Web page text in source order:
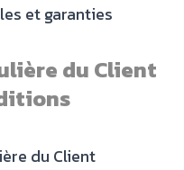
et garanties
du Client
du Client